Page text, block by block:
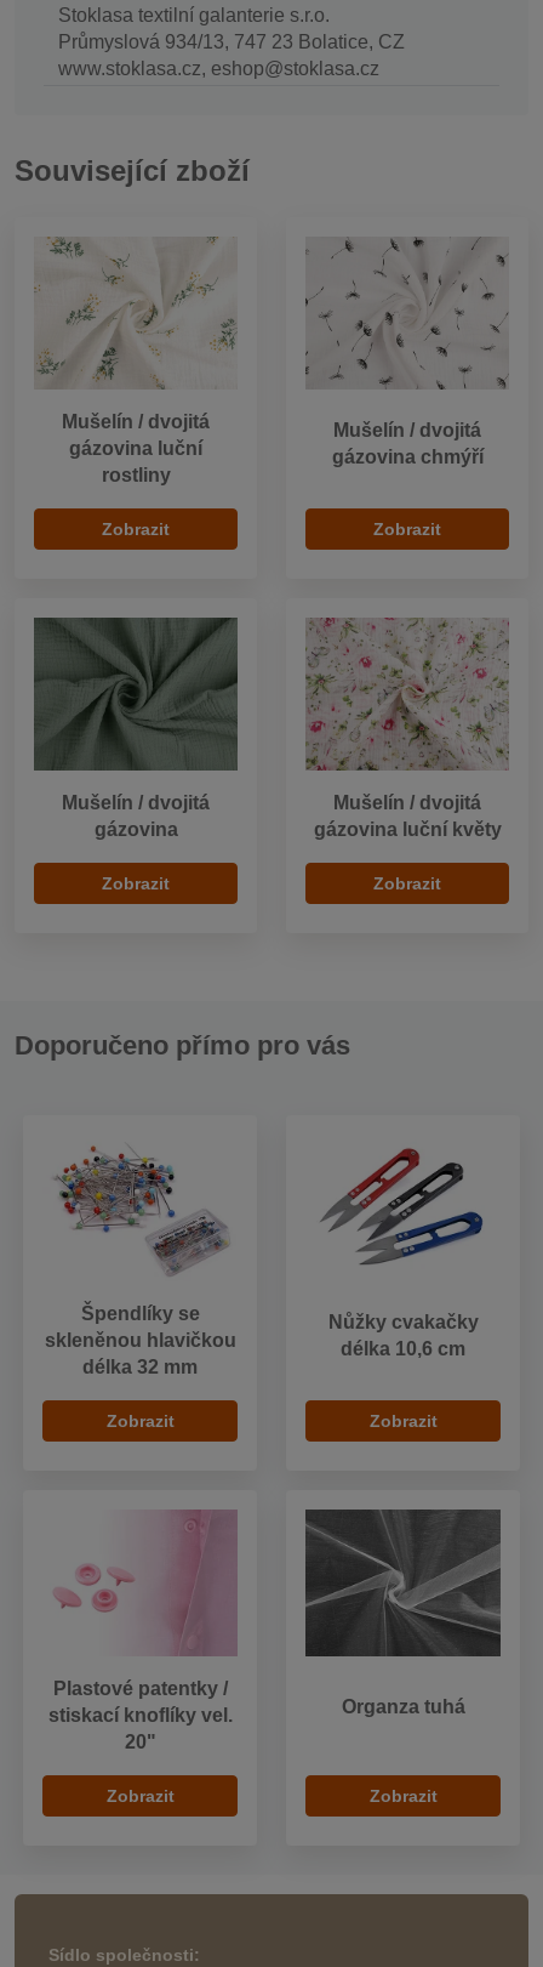
Stoklasa textilní galanterie s.r.o.
Průmyslová 934/13, 747 23 Bolatice, CZ
www.stoklasa.cz, eshop@stoklasa.cz
Související zboží
Mušelín / dvojitá
gázovina luční
rostliny
Zobrazit
Mušelín / dvojitá
gázovina chmýří
Zobrazit
Mušelín / dvojitá
gázovina
Zobrazit
Mušelín / dvojitá
gázovina luční květy
Zobrazit
Doporučeno přímo pro vás
Špendlíky se
skleněnou hlavičkou
délka 32 mm
Zobrazit
Nůžky cvakačky
délka 10,6 cm
Zobrazit
Plastové patentky /
stiskací knoflíky vel.
20"
Zobrazit
Organza tuhá
Zobrazit
Sídlo společnosti: